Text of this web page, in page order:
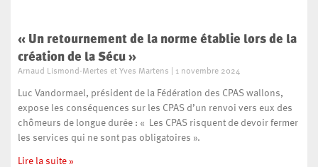
« Un retournement de la norme établie lors de la
création de la Sécu »
Arnaud Lismond-Mertes et Yves Martens 1 novembre 2024
Luc Vandormael, président de la Fédération des CPAS wallons,
expose les conséquences sur les CPAS d’un renvoi vers eux des
chômeurs de longue durée : « Les CPAS risquent de devoir fermer
les services qui ne sont pas obligatoires ».
Lire la suite »